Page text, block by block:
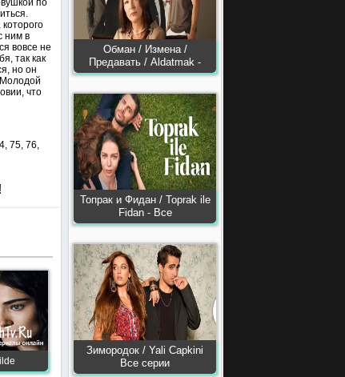
Обман / Измена /
Предавать / Aldatmak -
Топрак и Фидан / Toprak ile
Fidan - Все
Зимородок / Yali Capkini
Все серии
по
ним в
вовсе не
так как
но он
что
75, 76,